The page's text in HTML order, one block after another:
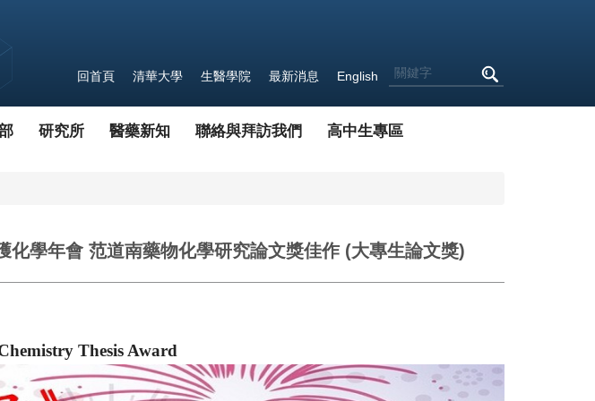
回首頁 清華大學 生醫學院 最新消息 English
研究所 醫藥新知 聯絡與拜訪我們 高中生專區
化學年會 范道南藥物化學研究論文獎佳作 (大專生論文獎)
Thesis Award